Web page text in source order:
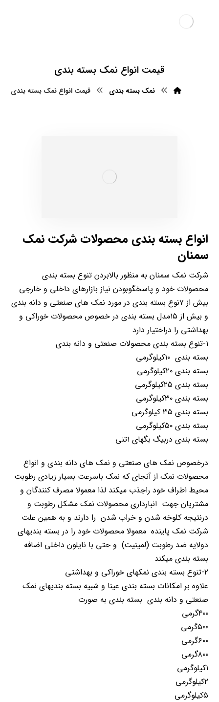
قیمت انواع نمک بسته بندی
نمک بسته بندی قیمت انواع نمک بسته بندی
انواع بسته بندی محصولات شرکت نمک
سمنان
شرکت نمک سمنان به منظور بالابردن تنوع بسته بندی
محصولات خود و پاسخگوبودن نیاز بازارهای داخلی و خارجی
بیش از ۷نوع بسته بندی در مورد نمک های صنعتی و دانه بندی
و بیش از ۱۵مدل بسته بندی در خصوص محصولات خوراکی و
بهداشتی را دراختیار دارد
۱-تنوع بسته بندی محصولات صنعتی و دانه بندی
بسته بندی ۱۰کیلوگرمی
بسته بندی ۲۰کیلوگرمی
بسته بندی ۲۵کیلوگرمی
بسته بندی ۳۰کیلوگرمی
بسته بندی ۳۵ کیلوگرمی
بسته بندی ۵۰کیلوگرمی
بسته بندی دربیگ بگهای ۱تنی
درخصوص نمک های صنعتی و نمک های دانه بندی و انواع
محصولات نمک از آنجای که نمک باسرعت بسیار زیادی رطوبت
محیط اطراف خود راجذب میکند لذا معمولا مصرف کنندگان و
مشتریان جهت انبارداری محصولات نمک مشکل رطوبت و
درنتیجه کلوخه شدن و خراب شدن را دارند و به همین علت
شرکت نمک پاینده معمولا محصولات خود را در بسته بندیهای
دولایه ضد رطوبت (لمینیت) و حتی با نایلون داخلی اضافه
بسته بندی میکند
۲-تنوع بسته بندی نمکهای خوراکی و بهداشتی
علاوه بر امکانات بسته بندی عینا و شبیه بسته بندیهای نمک
صنعتی و دانه بندی بسته بندی به صورت
۴۰۰گرمی
۵۰۰گرمی
۶۰۰گرمی
۸۰۰گرمی
۱کیلوگرمی
۲کیلوگرمی
۵کیلوگرمی